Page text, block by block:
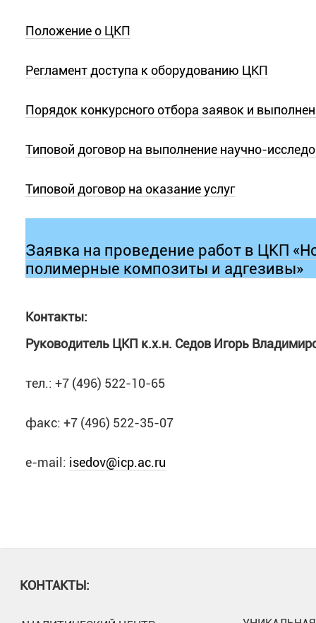
Положение о ЦКП
Регламент доступа к оборудованию ЦКП
Порядок конкурсного отбора заявок и
Типовой договор на выполнение научно-
Типовой договор на оказание услуг
Заявка на проведение работ в ЦКП
полимерные композиты и адгезивы»
Контакты:
Руководитель ЦКП к.х.н. Седов Игорь
тел.: +7 (496) 522-10-65
факс: +7 (496) 522-35-07
e-mail: isedov@icp.ac.ru
КОНТАКТЫ: